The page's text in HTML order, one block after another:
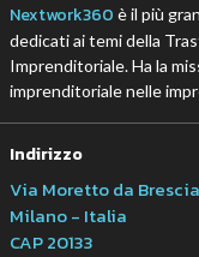
Nextwork360 è il più
dedicati ai temi della
Imprenditoriale. Ha la
imprenditoriale nelle
Indirizzo
Via Moretto da
Milano - Italia
CAP 20133